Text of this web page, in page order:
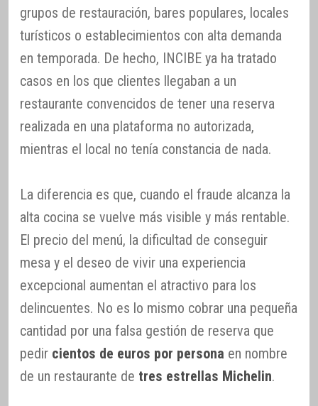
grupos de restauración, bares populares, locales
turísticos o establecimientos con alta demanda
en temporada. De hecho, INCIBE ya ha tratado
casos en los que clientes llegaban a un
restaurante convencidos de tener una reserva
realizada en una plataforma no autorizada,
mientras el local no tenía constancia de nada.
La diferencia es que, cuando el fraude alcanza la
alta cocina se vuelve más visible y más rentable.
El precio del menú, la dificultad de conseguir
mesa y el deseo de vivir una experiencia
excepcional aumentan el atractivo para los
delincuentes. No es lo mismo cobrar una pequeña
cantidad por una falsa gestión de reserva que
pedir cientos de euros por persona en nombre
de un restaurante de tres estrellas Michelin.